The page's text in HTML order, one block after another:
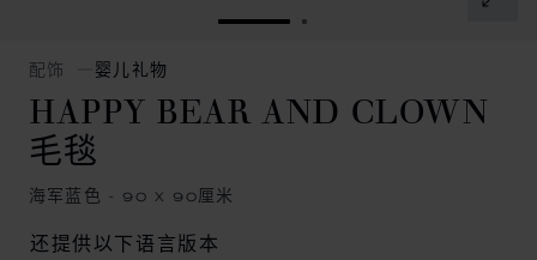
转到幻灯片 1转到幻灯片 2
配饰 婴儿礼物
HAPPY BEAR AND CLOWN
毛毯
海军蓝色 - 90 X 90厘米
还提供以下语言版本